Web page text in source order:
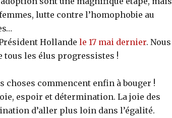
lutte contre l’homophobie au
Hollande le 17 mai dernier. Nous
tous les élus progressistes !
choses commencent enfin à bouger !
espoir et détermination. La joie des
d’aller plus loin dans l’égalité.